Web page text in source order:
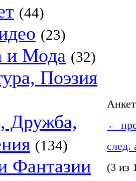
(44)
(23)
и Мода (32)
Поэзия
Дружба,
(134)
Фантазии
←
след.
(3 из